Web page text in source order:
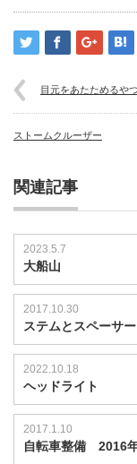
塚
が
見
は
目元をあたためるやつ
ストームクルーザー
関連記事
2023.5.7
大船山
2017.10.30
ステムとスペーサー
2022.10.18
ヘッドライト
2017.1.10
自転車整備 2016